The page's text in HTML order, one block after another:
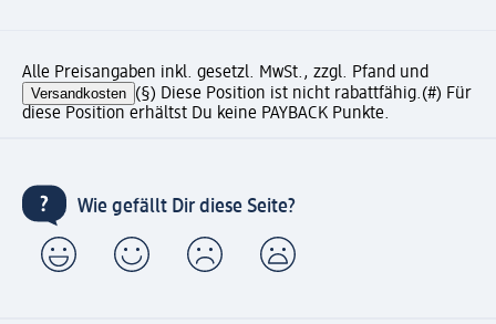
Alle Preisangaben inkl. gesetzl. MwSt., zzgl. Pfand und
Versandkosten (§) Diese Position ist nicht rabattfähig.(#) Für
diese Position erhältst Du keine PAYBACK Punkte.
Wie gefällt Dir diese Seite?